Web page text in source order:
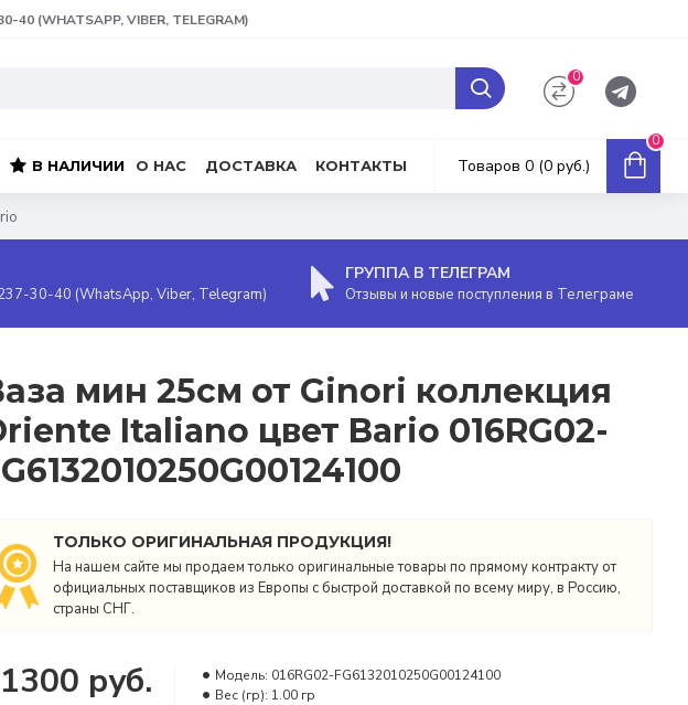
40 (WHATSAPP, VIBER, TELEGRAM)
0
В НАЛИЧИИ О НАС ДОСТАВКА КОНТАКТЫ Товаров 0 (0 руб.)
0
30-40 (WhatsApp, Viber, Telegram)
ГРУППА В ТЕЛЕГРАМ
Отзывы и новые поступления в Телеграме
мин 25см от Ginori коллекция
Italiano цвет Bario 016RG02-
ТОЛЬКО ОРИГИНАЛЬНАЯ ПРОДУКЦИЯ!
На нашем сайте мы продаем только оригинальные товары по прямому контракту от
официальных поставщиков из Европы с быстрой доставкой по всему миру, в Россию,
страны СНГ.
руб. Модель: 016RG02-FG6132010250G00124100
Вес (гр): 1.00 гр